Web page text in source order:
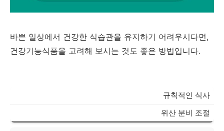
바쁜 일상에서 건강한 식습관을 유지하기 어려우시다면,
건강기능식품을 고려해 보시는 것도 좋은 방법입니다.
규칙적인 식사
위산 분비 조절